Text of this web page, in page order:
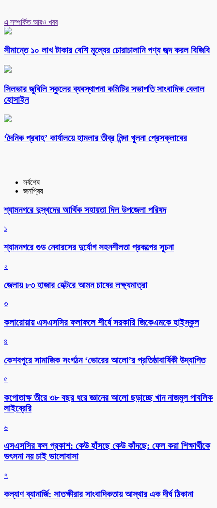
এ সম্পর্কিত আরও খবর
সীমান্তে ১০ লাখ টাকার বেশি মূল্যের চোরাচালানি পণ্য জব্দ করল বিজিবি
সিলভার জুবিলি স্কুলের ব্যবস্থাপনা কমিটির সভাপতি সাংবাদিক বেলাল
হোসাইন
‘দৈনিক প্রবাহ’ কার্যালয়ে হামলার তীব্র নিন্দা খুলনা প্রেসক্লাবের
সর্বশেষ
জনপ্রিয়
শ্যামনগরে দুস্থদের আর্থিক সহায়তা দিল উপজেলা পরিষদ
১
শ্যামনগরে গুড নেবারসের দুর্যোগ সহনশীলতা প্রকল্পের সূচনা
২
জেলায় ৮৩ হাজার হেক্টরে আমন চাষের লক্ষ্যমাত্রা
৩
কলারোয়ায় এসএসসির ফলাফলে শীর্ষে সরকারি জিকেএমকে হাইস্কুল
৪
কেশবপুরে সামাজিক সংগঠন ‘ভোরের আলো’র প্রতিষ্ঠাবার্ষিকী উদ্যাপিত
৫
কপোতাক্ষ তীরে ৩৮ বছর ধরে জ্ঞানের আলো ছড়াচ্ছে খান নাজমুল পাবলিক
লাইব্রেরি
৬
এসএসসির ফল প্রকাশ: কেউ হাঁসছে কেউ কাঁদছে: ফেল করা শিক্ষার্থীকে
ভৎসনা নয় চাই ভালোবাসা
৭
কল্যাণ ব্যানার্জি: সাতক্ষীরার সাংবাদিকতায় আস্থার এক দীর্ঘ ঠিকানা